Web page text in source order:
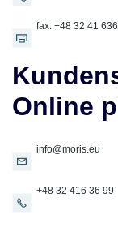
fax. +48 32 41
Online
info@moris.eu
+48 32 416 36 99